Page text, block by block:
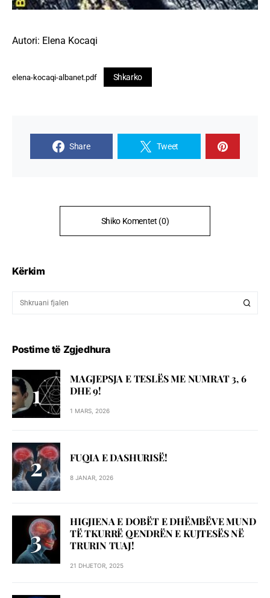
Autori: Elena Kocaqi
elena-kocaqi-albanet.pdf Shkarko
Share Tweet
Shiko Komentet (0)
Kërkim
Postime të Zgjedhura
MAGJEPSJA E TESLËS ME NUMRAT 3, 6
DHE 9!
1 MARS, 2026
FUQIA E DASHURISË!
8 JANAR, 2026
HIGJIENA E DOBËT E DHËMBËVE MUND
TË TKURRË QENDRËN E KUJTESËS NË
TRURIN TUAJ!
21 DHJETOR, 2025